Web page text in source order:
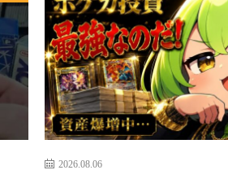
2026.08.06